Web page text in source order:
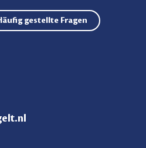
gestellte Fragen